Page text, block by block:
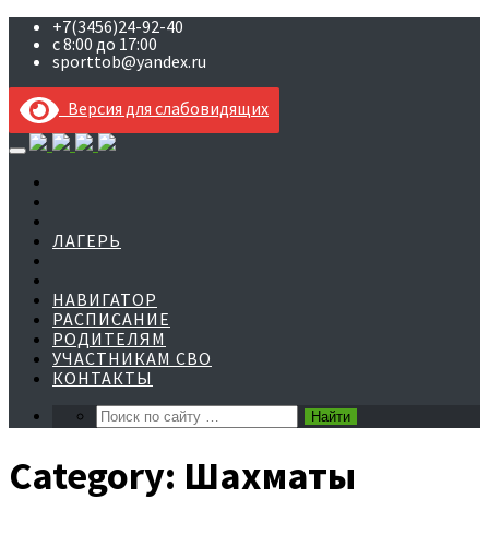
+7(3456)24-92-40
с 8:00 до 17:00
sporttob@yandex.ru
Версия для слабовидящих
Skip
to
content
ЛАГЕРЬ
НАВИГАТОР
РАСПИСАНИЕ
РОДИТЕЛЯМ
УЧАСТНИКАМ СВО
КОНТАКТЫ
Category: Шахматы